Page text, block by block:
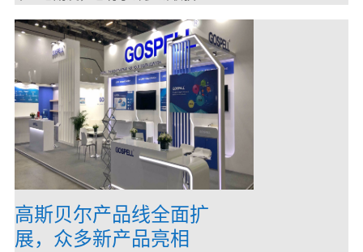
高斯贝尔产品线全面扩
展，众多新产品亮相